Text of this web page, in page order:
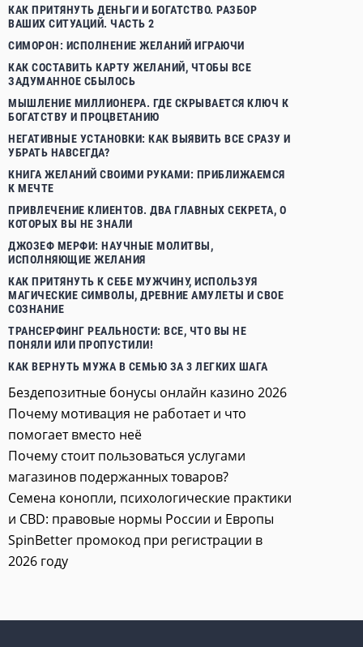
КАК ПРИТЯНУТЬ ДЕНЬГИ И БОГАТСТВО. РАЗБОР
ВАШИХ СИТУАЦИЙ. ЧАСТЬ 2
СИМОРОН: ИСПОЛНЕНИЕ ЖЕЛАНИЙ ИГРАЮЧИ
КАК СОСТАВИТЬ КАРТУ ЖЕЛАНИЙ, ЧТОБЫ ВСЕ
ЗАДУМАННОЕ СБЫЛОСЬ
МЫШЛЕНИЕ МИЛЛИОНЕРА. ГДЕ СКРЫВАЕТСЯ КЛЮЧ К
БОГАТСТВУ И ПРОЦВЕТАНИЮ
НЕГАТИВНЫЕ УСТАНОВКИ: КАК ВЫЯВИТЬ ВСЕ СРАЗУ И
УБРАТЬ НАВСЕГДА?
КНИГА ЖЕЛАНИЙ СВОИМИ РУКАМИ: ПРИБЛИЖАЕМСЯ
К МЕЧТЕ
ПРИВЛЕЧЕНИЕ КЛИЕНТОВ. ДВА ГЛАВНЫХ СЕКРЕТА, О
КОТОРЫХ ВЫ НЕ ЗНАЛИ
ДЖОЗЕФ МЕРФИ: НАУЧНЫЕ МОЛИТВЫ,
ИСПОЛНЯЮЩИЕ ЖЕЛАНИЯ
КАК ПРИТЯНУТЬ К СЕБЕ МУЖЧИНУ, ИСПОЛЬЗУЯ
МАГИЧЕСКИЕ СИМВОЛЫ, ДРЕВНИЕ АМУЛЕТЫ И СВОЕ
СОЗНАНИЕ
ТРАНСЕРФИНГ РЕАЛЬНОСТИ: ВСЕ, ЧТО ВЫ НЕ
ПОНЯЛИ ИЛИ ПРОПУСТИЛИ!
КАК ВЕРНУТЬ МУЖА В СЕМЬЮ ЗА 3 ЛЕГКИХ ШАГА
Бездепозитные бонусы онлайн казино 2026
Почему мотивация не работает и что
помогает вместо неё
Почему стоит пользоваться услугами
магазинов подержанных товаров?
Семена конопли, психологические практики
и CBD: правовые нормы России и Европы
SpinBetter промокод при регистрации в
2026 году